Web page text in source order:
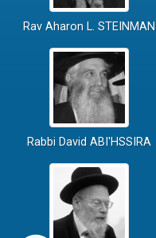
Rav Aharon L. STEINMAN
Rabbi David ABI'HSSIRA